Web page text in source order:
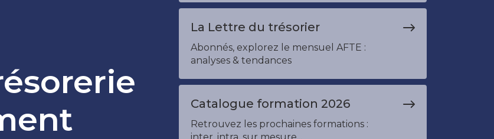
La Lettre du trésorier
Abonnés, explorez le mensuel AFTE :
analyses & tendances
Catalogue formation 2026
Retrouvez les prochaines formations :